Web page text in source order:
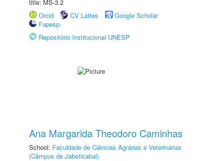
title: MS-3.2
Orcid
CV Lattes
Google Scholar
Fapesp
Repositório Institucional UNESP
Ana Margarida Theodoro Caminhas
School: Faculdade de Ciências Agrárias e Veterinárias
(Câmpus de Jaboticabal)